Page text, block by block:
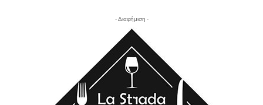
- Διαφήμιση -